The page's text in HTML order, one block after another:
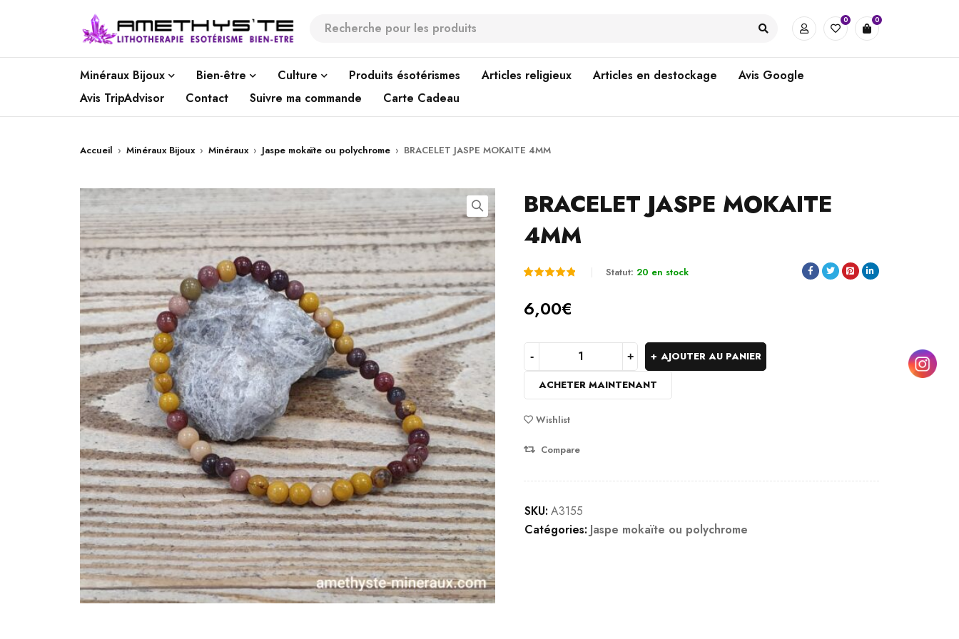
0 0
Minéraux Bijoux Bien-être Culture Produits ésotérismes Articles religieux Articles en destockage
Avis Google
Avis TripAdvisor
Contact Suivre ma commande Carte Cadeau
Accueil › Minéraux Bijoux › Minéraux › Jaspe mokaïte ou polychrome › BRACELET JASPE MOKAITE 4MM
BRACELET JASPE MOKAITE
4MM
sur 5
notation
Statut: 20 en stock
6,00€
AJOUTER AU PANIER
ACHETER MAINTENANT
Wishlist
Compare
SKU: A3155
Catégories: Jaspe mokaïte ou polychrome